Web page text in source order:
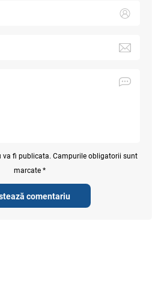
comentariu
va fi publicata. Campurile obligatorii sunt
marcate *